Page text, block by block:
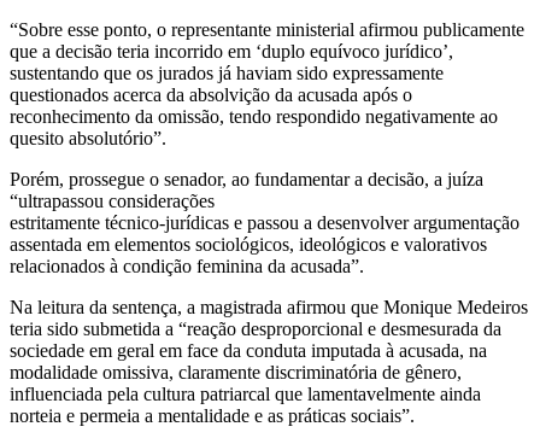
“Sobre esse ponto, o representante ministerial afirmou publicamente
que a decisão teria incorrido em ‘duplo equívoco jurídico’,
sustentando que os jurados já haviam sido expressamente
questionados acerca da absolvição da acusada após o
reconhecimento da omissão, tendo respondido negativamente ao
quesito absolutório”.
Porém, prossegue o senador, ao fundamentar a decisão, a juíza
“ultrapassou considerações
estritamente técnico-jurídicas e passou a desenvolver argumentação
assentada em elementos sociológicos, ideológicos e valorativos
relacionados à condição feminina da acusada”.
Na leitura da sentença, a magistrada afirmou que Monique Medeiros
teria sido submetida a “reação desproporcional e desmesurada da
sociedade em geral em face da conduta imputada à acusada, na
modalidade omissiva, claramente discriminatória de gênero,
influenciada pela cultura patriarcal que lamentavelmente ainda
norteia e permeia a mentalidade e as práticas sociais”.